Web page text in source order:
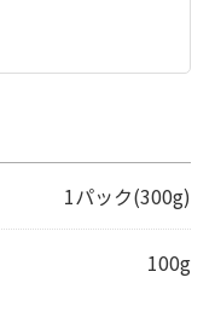
1パック(300g)
100g